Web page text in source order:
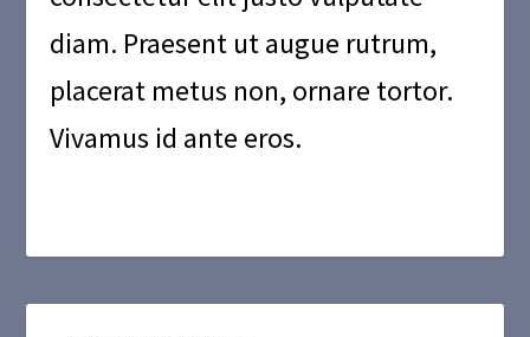
diam. Praesent ut augue rutrum,
placerat metus non, ornare tortor.
Vivamus id ante eros.